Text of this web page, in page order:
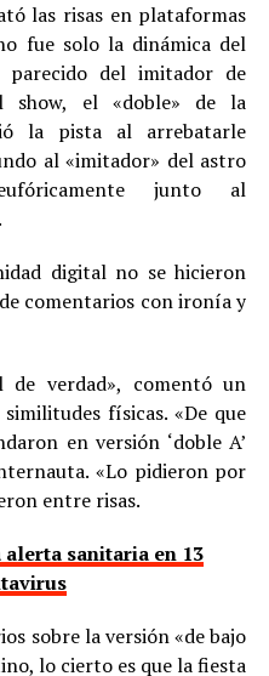
las risas en plataformas
fue solo la dinámica del
parecido del imitador de
show, el «doble» de la
la pista al arrebatarle
al «imitador» del astro
junto al
digital no se hicieron
comentarios con ironía y
verdad», comentó un
físicas. «De que
en versión ‘doble A’
«Lo pidieron por
entre risas.
sanitaria en 13
sobre la versión «de bajo
lo cierto es que la fiesta